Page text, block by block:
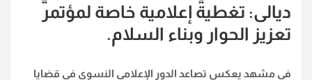
ديالى: تغطية إعلامية خاصة لمؤتمر
تعزيز الحوار وبناء السلام.
في مشهد يعكس تصاعد الدور الإعلامي النسوي في قضايا